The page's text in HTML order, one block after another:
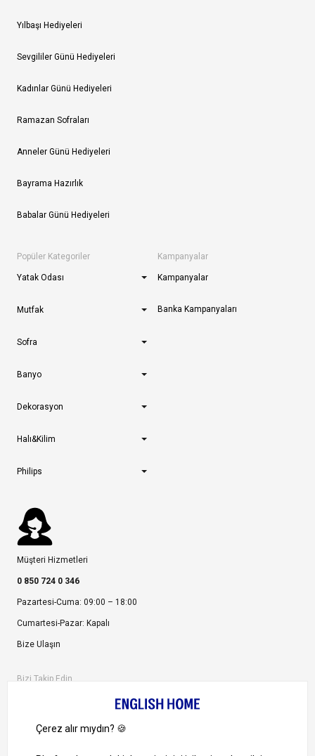
Yılbaşı Hediyeleri
Sevgililer Günü Hediyeleri
Kadınlar Günü Hediyeleri
Ramazan Sofraları
Anneler Günü Hediyeleri
Bayrama Hazırlık
Babalar Günü Hediyeleri
Popüler Kategoriler
Yatak Odası
Mutfak
Sofra
Banyo
Dekorasyon
Halı&Kilim
Philips
Kampanyalar
Kampanyalar
Banka Kampanyaları
Müşteri Hizmetleri
0 850 724 0 346
Pazartesi-Cuma: 09:00 – 18:00
Cumartesi-Pazar: Kapalı
Bize Ulaşın
Bizi Takip Edin